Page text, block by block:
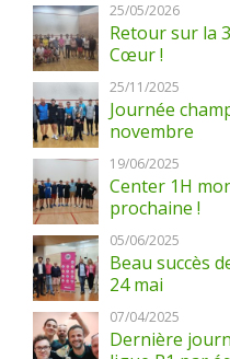
25/05/2026
Retour sur la
Cœur !
25/11/2025
Journée
novembre
19/06/2025
Center 1H
prochaine !
05/06/2025
Beau succès
24 mai
07/04/2025
Dernière